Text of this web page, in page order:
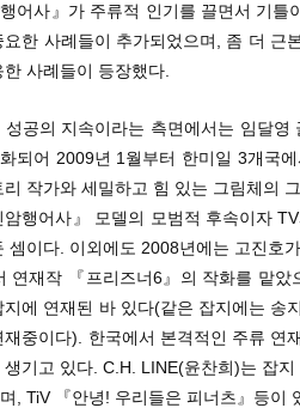
행어사』가 주류적 인기를 끌면서 기
요한 사례들이 추가되었으며, 좀 더 근
사례들이 등장했다.
성공의 지속이라는 측면에서는 임달
되어 2009년 1월부터 한미일 3개국
리 작가와 세밀하고 힘 있는 그림체의
암행어사』 모델의 모범적 후속이자
셈이다. 이외에도 2008년에는 고진호
연재작 『프리즈너6』의 작화를 맡
지에 연재된 바 있다(같은 잡지에는 송
재중이다). 한국에서 본격적인 주류 연
생기고 있다. C.H. LINE(윤찬희)는 잡
, TiV 『안녕! 우리들은 피너츠』등이